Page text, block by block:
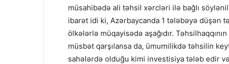
müsahibədə ali təhsil xərcləri ilə bağlı
ibarət idi ki, Azərbaycanda 1 tələbəyə düşən
ölkələrlə müqayisədə aşağıdır.
müsbət qarşılansa da, ümumilikdə təhsilin
sahələrdə olduğu kimi investisiya tələb edir